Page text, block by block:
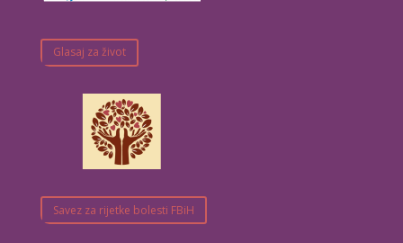
Glasaj za život
Savez za rijetke bolesti FBiH